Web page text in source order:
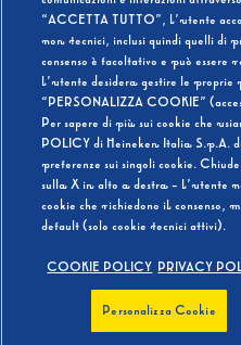
BEVI
“ACCETTA TUTTO”, l’utente
non tecnici, inclusi quindi quelli di
consenso è facoltativo e può essere
l’utente desidera gestire le proprie
“PERSONALIZZA COOKIE”
Per sapere di più sui cookie che
POLICY di Heineken Italia S.p.A.
preferenze sui singoli cookie.
sulla X in alto a destra - l’utente
cookie che richiedono il consenso,
default (solo cookie tecnici attivi).
COOKIE POLICY PRIVACY
Personalizza Cookie